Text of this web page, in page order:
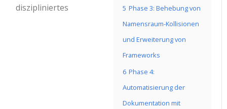
5 Phase 3: Behebung von
Namensraum-Kollisionen
und Erweiterung von
Frameworks
6 Phase 4:
Automatisierung der
Dokumentation mit
diszipliniertes